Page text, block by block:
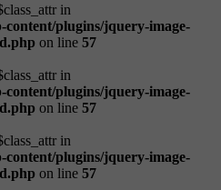
in
plugins/jquery-image-
on line 57
in
plugins/jquery-image-
on line 57
in
plugins/jquery-image-
on line 57